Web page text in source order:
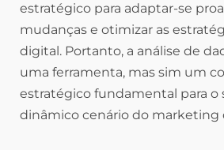
estratégico para adaptar-se
mudanças e otimizar as
digital. Portanto, a análise de
uma ferramenta, mas sim um
estratégico fundamental para o
dinâmico cenário do marketing